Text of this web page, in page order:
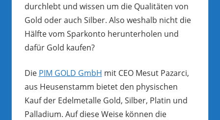
durchlebt und wissen um die Qualitäten von
Gold oder auch Silber. Also weshalb nicht die
Hälfte vom Sparkonto herunterholen und
dafür Gold kaufen?
Die PIM GOLD GmbH mit CEO Mesut Pazarci,
aus Heusenstamm bietet den physischen
Kauf der Edelmetalle Gold, Silber, Platin und
Palladium. Auf diese Weise können die